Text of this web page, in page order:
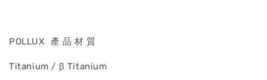
POLLUX 產 品 材 質
Titanium / β Titanium